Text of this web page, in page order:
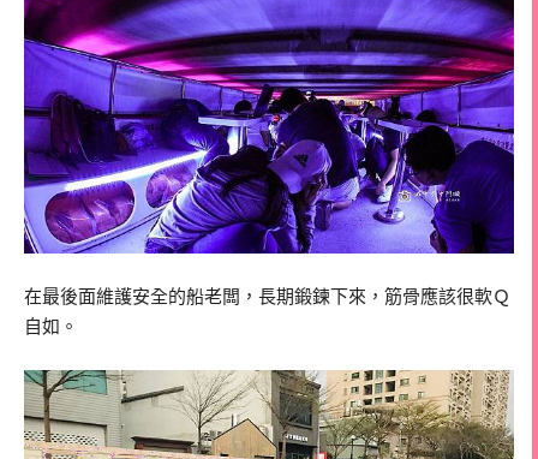
在最後面維護安全的船老闆，長期鍛鍊下來，筋骨應該很軟Ｑ
自如。